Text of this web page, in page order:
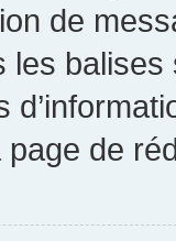
de
les
de